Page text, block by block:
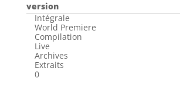
version
Intégrale
World Premiere
Compilation
Live
Archives
Extraits
0